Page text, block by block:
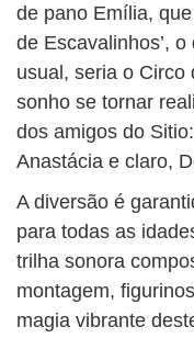
de pano Emília,
de Escavalinhos’,
usual, seria o Circo
sonho se tornar
dos amigos do
Anastácia e claro,
A diversão é
para todas as
trilha sonora
montagem,
magia vibrante